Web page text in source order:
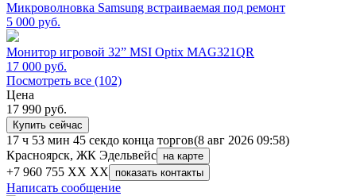
Микроволновка Samsung встраиваемая под ремонт
5 000 руб.
Монитор игровой 32” MSI Optix MAG321QR
17 000 руб.
Посмотреть все (102)
Цена
17 990 руб.
Купить сейчас
17 ч 53 мин 45 секдо конца торгов(8 авг 2026 09:58)
Красноярск, ЖК Эдельвейс на карте
+7 960 755 XX XX показать контакты
Написать сообщение